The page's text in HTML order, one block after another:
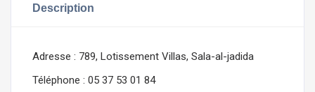
Description
Adresse : 789, Lotissement Villas, Sala-al-jadida
Téléphone : 05 37 53 01 84